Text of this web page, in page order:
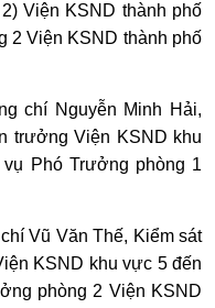
Viện KSND thành phố
2 Viện KSND thành phố
Nguyễn Minh Hải,
trưởng Viện KSND khu
Phó Trưởng phòng 1
Vũ Văn Thế, Kiểm sát
KSND khu vực 5 đến
phòng 2 Viện KSND